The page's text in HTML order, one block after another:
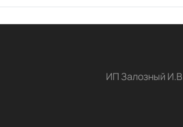
ИП Залозный